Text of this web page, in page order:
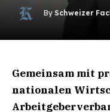
By Schweizer
Gemeinsam mit
nationalen